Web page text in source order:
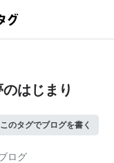
はじまり
このタグでブログを書く
ログ